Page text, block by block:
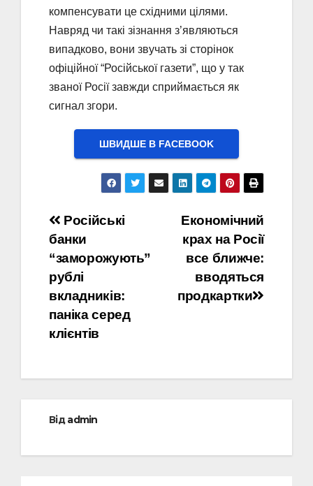
компенсувати це східними цілями.
Навряд чи такі зізнання з’являються
випадково, вони звучать зі сторінок
офіційної “Російської газети”, що у так
званої Росії завжди сприймається як
сигнал згори.
ШВИДШЕ В FACEBOOK
Навігація
записів
Економічний
крах на Росії
все ближче:
вводяться
продкартки
Російські
банки
“заморожують”
рублі
вкладників:
паніка серед
клієнтів
Відadmin